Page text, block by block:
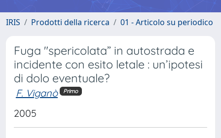
IRIS Prodotti della ricerca 01 - Articolo su periodico
Fuga "spericolata” in autostrada e
incidente con esito letale : un’ipotesi
di dolo eventuale?
F. Viganò Primo
2005